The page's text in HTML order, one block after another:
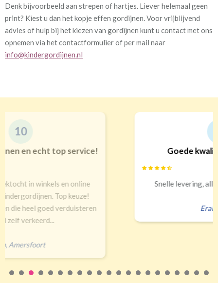
Denk bijvoorbeeld aan strepen of hartjes. Liever helemaal geen
print? Kiest u dan het kopje effen gordijnen. Voor vrijblijvend
advies of hulp bij het kiezen van gordijnen kunt u contact met ons
opnemen via het contactformulier of per mail naar
info@kindergordijnen.nl
Goede kwaliteit en service!
Snelle levering, alles netjes aangekomen
Erald